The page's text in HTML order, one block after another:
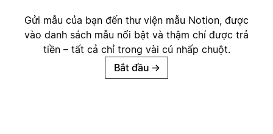
Gửi mẫu của bạn đến thư viện mẫu Notion, được
vào danh sách mẫu nổi bật và thậm chí được trả
tiền – tất cả chỉ trong vài cú nhấp chuột.
Bắt đầu →